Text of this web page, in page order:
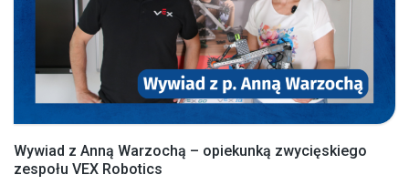
Wywiad z Anną Warzochą – opiekunką zwycięskiego
zespołu VEX Robotics